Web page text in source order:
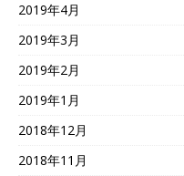
2019年4月
2019年3月
2019年2月
2019年1月
2018年12月
2018年11月